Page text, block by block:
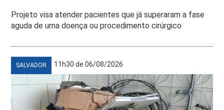
Projeto visa atender pacientes que já superaram a fase
aguda de uma doença ou procedimento cirúrgico
SALVADOR 11h30 de 06/08/2026